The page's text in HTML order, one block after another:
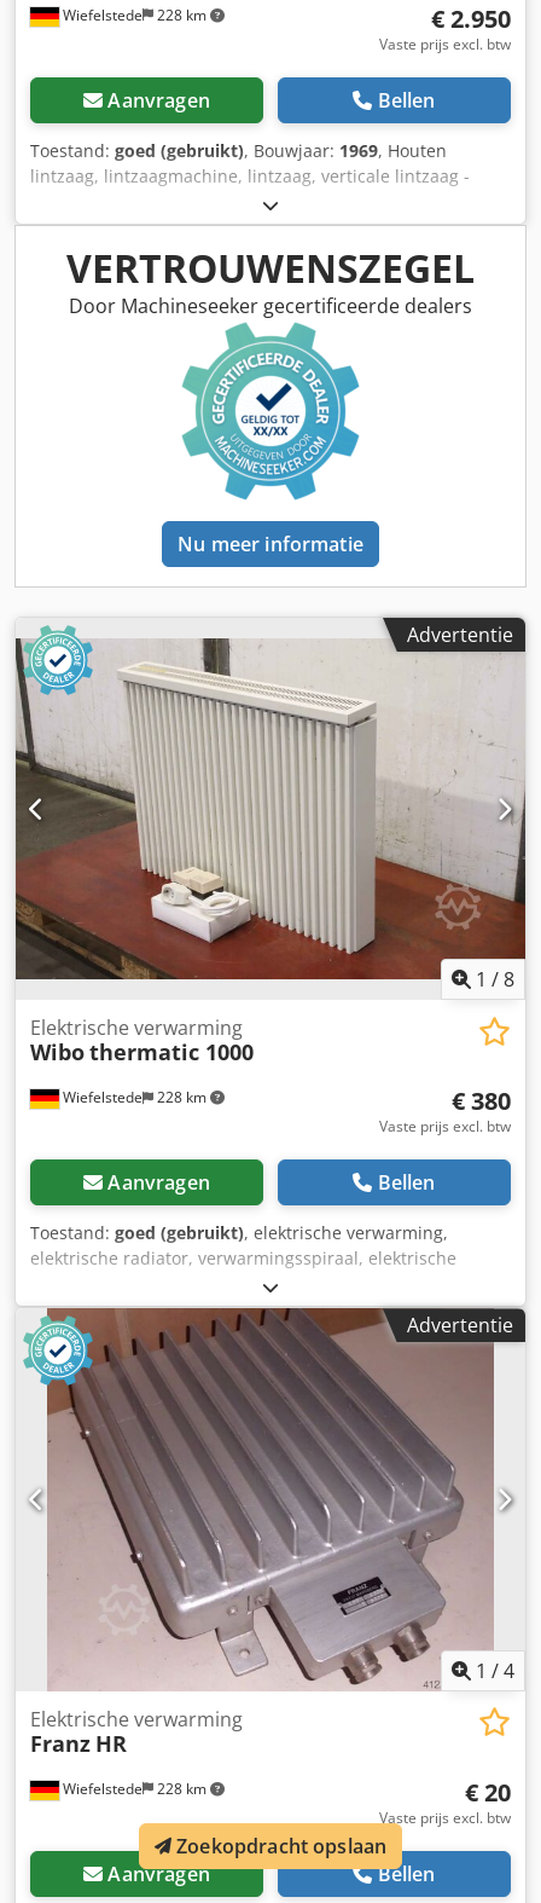
Wiefelstede 228 km € 2.950
Vaste prijs excl. btw
Aanvragen Bellen
Toestand: goed (gebruikt), Bouwjaar: 1969, Houten
lintzaag, lintzaagmachine, lintzaag, verticale lintzaag -
Fabrikant: Hema Paul en Gotthilf Heermann, verticale
lintzaag -Type: helaas zonder typeaanduiding -Aandrijving:
4 kW - Snijbreedte: max. 785 mm -Maaihoogte: max.475
mm Cjdpjh N Thwsfx Aqqjha -Zaagband: lengte 5600 mm -
Werktafel: draaibaar -Aandrijfmotor met rem -Afmetingen:
1600/1020/H2430 mm -Totaal gewicht: 794 kg
VERTROUWENSZEGEL
Door Machineseeker gecertificeerde dealers
Nu meer informatie
Advertentie
1 /8
Wiefelstede 228 km
Elektrische verwarming
Wibothermatic 1000
€ 380
Vaste prijs excl. btw
Aanvragen Bellen
Toestand: goed (gebruikt), elektrische verwarming,
elektrische radiator, verwarmingsspiraal, elektrische
verwarming, oppervlakteopslagverwarming,
oppervlakteverwarming -Fabrikant: Wibo,
paneelverwarming type thermatic 1000 met thermostaat -
Vermogen: 1000 Watt Chodpfx Aqeudqcysqja -Spanning:
220 V -Aantal: 2x verwarming beschikbaar -Prijs: per stuk -
Afmetingen: 800/110/H620 mm -Gewicht: 20 kg/stuk
Advertentie
1 /4
Wiefelstede 228 km
Elektrische verwarming
Franz HR
€ 20
Vaste prijs excl. btw
Aanvragen Bellen
Zoekopdracht opslaan